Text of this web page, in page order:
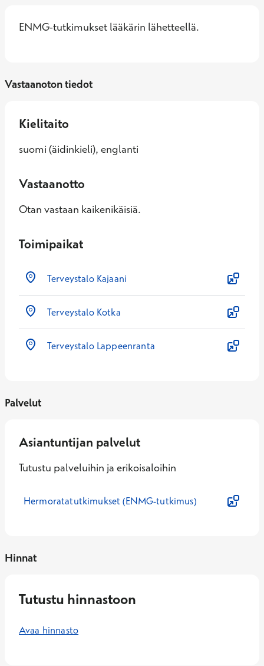
ENMG-tutkimukset lääkärin lähetteellä.
Vastaanoton tiedot
Kielitaito
suomi (äidinkieli), englanti
Vastaanotto
Otan vastaan kaikenikäisiä.
Toimipaikat
Terveystalo Kajaani
Terveystalo Kotka
Terveystalo Lappeenranta
Palvelut
Asiantuntijan palvelut
Tutustu palveluihin ja erikoisaloihin
Hermoratatutkimukset (ENMG-tutkimus)
Hinnat
Tutustu hinnastoon
Avaa hinnasto